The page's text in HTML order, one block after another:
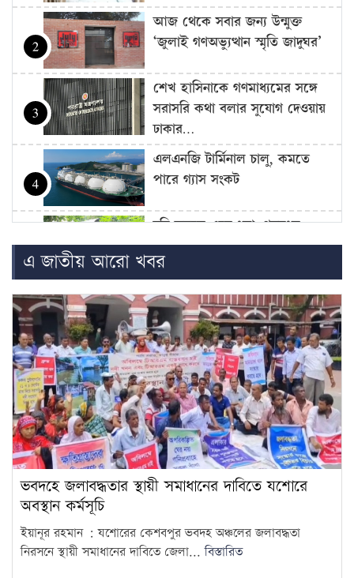
2
আজ থেকে সবার জন্য উন্মুক্ত
‘জুলাই গণঅভ্যুত্থান স্মৃতি জাদুঘর’
3
শেখ হাসিনাকে গণমাধ্যমের সঙ্গে
সরাসরি কথা বলার সুযোগ দেওয়ায়
ঢাকার…
4
এলএনজি টার্মিনাল চালু, কমতে
পারে গ্যাস সংকট
5
চুরি করতে এসে ধরা, গৃহবধূর
কামড়ে চোরের আঙুল বিচ্ছিন্ন
6
জুলাই শহিদ পরিবার ও আহতদের
জন্য ফ্ল্যাট নির্মাণকাজের উদ্বোধন
সেপ্টেম্বরে
7
ফ্যাসিবাদবিরোধী আন্দোলনের সব
হত্যার স্বচ্ছ বিচার হবে: প্রধানমন্ত্রী
8
ছাত্রদল-শিবিরের সংঘর্ষে উত্তপ্ত
জগন্নাথ বিশ্ববিদ্যালয়, তদন্ত কমিটি
গঠন
9
প্রকাশ
এ জাতীয় আরো খবর
ভবদহে জলাবদ্ধতার স্থায়ী সমাধানের দাবিতে যশোরে
অবস্থান কর্মসূচি
ইয়ানূর রহমান : যশোরের কেশবপুর ভবদহ অঞ্চলের জলাবদ্ধতা
নিরসনে স্থায়ী সমাধানের দাবিতে জেলা...বিস্তারিত